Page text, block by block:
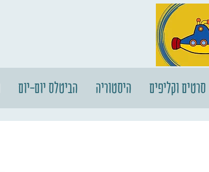
הביטלס יום-יום היסטוריה סרטים וקליפים